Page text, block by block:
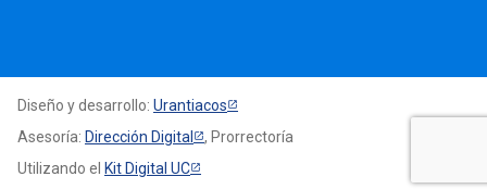
Diseño y desarrollo: Urantiacos
Asesoría: Dirección Digital
, Prorrectoría
Utilizando el Kit Digital UC